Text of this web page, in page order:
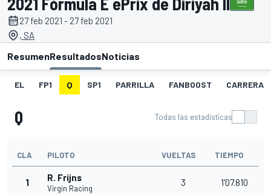
27 feb 2021 - 27 feb 2021
, SA
ResumenResultadosNoticias
EL FP1 Q SP1 PARRILLA FANBOOST CARRERA
Q Todas las estadísticas
CLA PILOTO VUELTAS TIEMPO
1 R. Frijns
Virgin Racing
3 1'07.810